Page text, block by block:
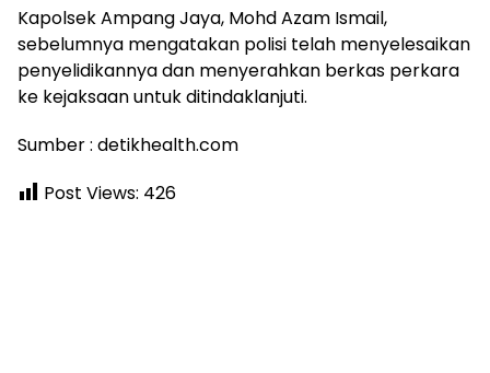
Kapolsek Ampang Jaya, Mohd Azam Ismail,
sebelumnya mengatakan polisi telah menyelesaikan
penyelidikannya dan menyerahkan berkas perkara
ke kejaksaan untuk ditindaklanjuti.
Sumber : detikhealth.com
Post Views: 426